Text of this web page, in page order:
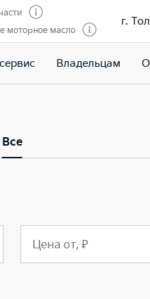
моторное масло
г.
Владельцам
Все
Цена от, ₽